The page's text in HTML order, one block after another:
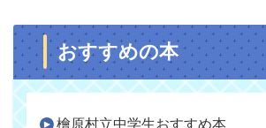
おすすめの本
檜原村立中学生おすすめ本